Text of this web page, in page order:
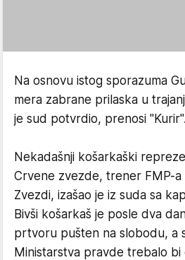
Na osnovu istog sporazuma
mera zabrane prilaska u
je sud potvrdio, prenosi "Kurir".
Nekadašnji košarkaški
Crvene zvezde, trener FMP-
Zvezdi, izašao je iz suda sa
Bivši košarkaš je posle dva
prtvoru pušten na slobodu, a
Ministarstva pravde trebalo bi